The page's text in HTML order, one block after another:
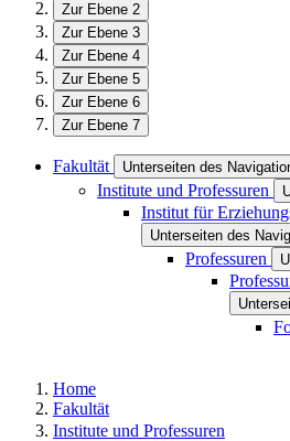
Zur Ebene 2
Zur Ebene 3
Zur Ebene 4
Zur Ebene 5
Zur Ebene 6
Zur Ebene 7
Fakultät Unterseiten des
Institute und Professuren
Institut für
Unterseiten des
Professuren
Home
Fakultät
Institute und Professuren